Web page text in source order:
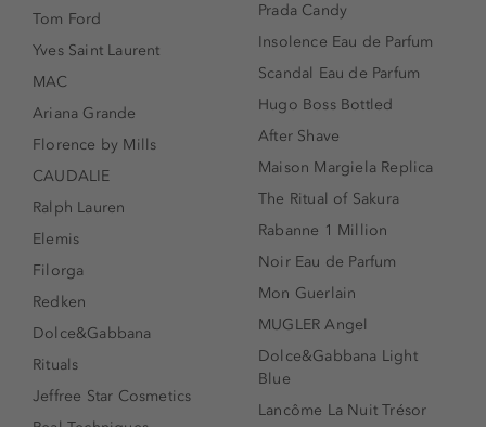
Tom Ford
Yves Saint Laurent
MAC
Ariana Grande
Florence by Mills
CAUDALIE
Ralph Lauren
Elemis
Filorga
Redken
Dolce&Gabbana
Rituals
Jeffree Star Cosmetics
Prada Candy
Insolence Eau de Parfum
Scandal Eau de Parfum
Hugo Boss Bottled
After Shave
Maison Margiela Replica
The Ritual of Sakura
Rabanne 1 Million
Noir Eau de Parfum
Mon Guerlain
MUGLER Angel
Dolce&Gabbana Light
Blue
Lancôme La Nuit Trésor